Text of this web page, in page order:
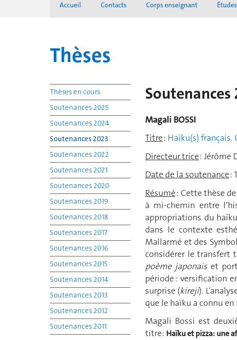
Accueil Contacts Corps enseignant Études
Thèses
Thèses en cours
Soutenances 2025
Soutenances 2024
Soutenances 2023
Soutenances 2022
Soutenances 2021
Soutenances 2020
Soutenances 2019
Soutenances 2018
Soutenances 2017
Soutenances 2016
Soutenances 2015
Soutenances 2014
Soutenances 2013
Soutenances 2012
Soutenances 2011
Soutenances
Magali BOSSI
Titre: Haïku(s) français.
Directeur.trice: Jérôme
Date de la soutenance:
Résumé: Cette thèse
à mi-chemin entre
appropriations du
dans le contexte
Mallarmé et des
considérer le transfert
poème japonaiset
période : versification
surprise (kireji).
que le haïku a connu en
Magali Bossi est
titre: Haïku et pizza: une